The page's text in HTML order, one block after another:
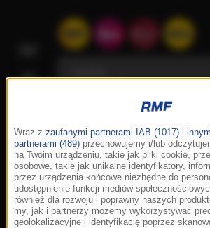
Wraz z zaufanymi partnerami IAB (1017) i
partnerami (489) przechowujemy i/lub
na Twoim urządzeniu, takie jak pliki cookie,
osobowe, takie jak unikalne identyfikatory,
przez urządzenia końcowe niezbędne do
udostępnienie funkcji mediów
również dla rozwoju i poprawny naszych
my, jak i partnerzy możemy wykorzystywać
geolokalizacyjne i identyfikację poprzez